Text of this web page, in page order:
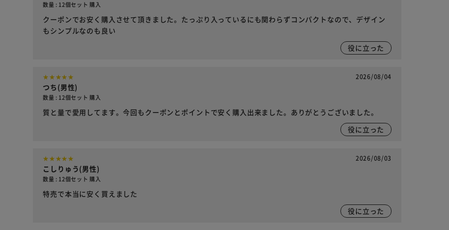
数量 : 12個セット 購入
クーポンでお安く購入させて頂きました。たっぷり入っているにも関わらずコンパクトなので、デザイン
もシンプルなのも良い
役に立った
2026/08/04
つち(男性)
数量 : 12個セット 購入
質と量で愛用してます。今回もクーポンとポイントで安く購入出来ました。ありがとうございました。
役に立った
2026/08/03
こしりゅう(男性)
数量 : 12個セット 購入
特売で本当に安く買えました
役に立った